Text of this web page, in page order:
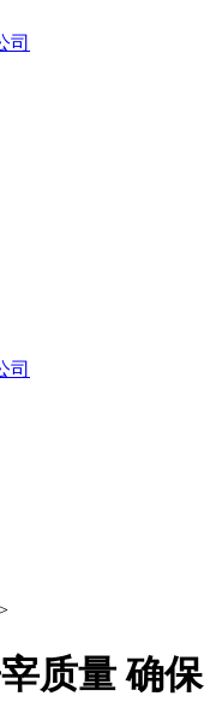
质量 确保